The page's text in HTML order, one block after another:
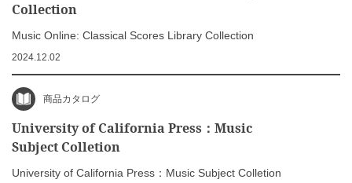
Collection
Music Online: Classical Scores Library Collection
2024.12.02
商品カタログ
University of California Press：Music
Subject Colletion
University of California Press：Music Subject Colletion